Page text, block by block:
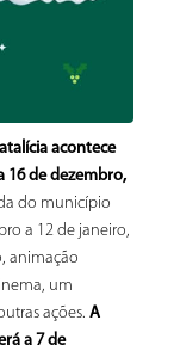
acontece
16 de dezembro,
do município
a 12 de janeiro,
animação
um
ações. A
a 7 de